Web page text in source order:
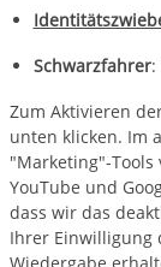
Schwarzfahrer:
Zum Aktivieren
unten klicken. Im
"Marketing"-Tools
YouTube und
dass wir das
Ihrer Einwilligung